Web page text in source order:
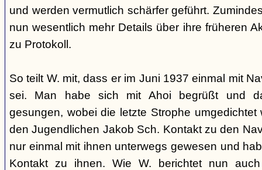
und werden vermutlich schärfer geführt.
nun wesentlich mehr Details über ihre früheren
zu Protokoll.
So teilt W. mit, dass er im Juni 1937 einmal mit
sei. Man habe sich mit Ahoi begrüßt und
gesungen, wobei die letzte Strophe
den Jugendlichen Jakob Sch. Kontakt zu den
nur einmal mit ihnen unterwegs gewesen und
Kontakt zu ihnen. Wie W. berichtet nun